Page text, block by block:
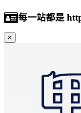
個網站可以「再產生
以增加每個［5one 商
發的效益......
每一站都是